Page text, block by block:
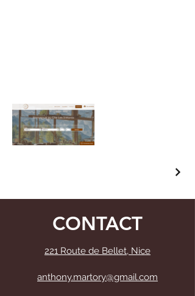
CONTACT
221 Route de Bellet, Nice
anthony.martory@gmail.com